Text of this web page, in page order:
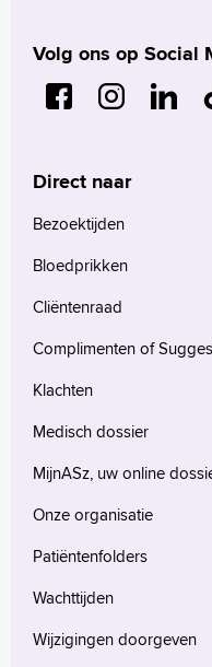
Volg ons op Social
Direct naar
Bezoektijden
Bloedprikken
Cliëntenraad
Complimenten of
Klachten
Medisch dossier
MijnASz, uw online
Onze organisatie
Patiëntenfolders
Wachttijden
Wijzigingen doorgeven